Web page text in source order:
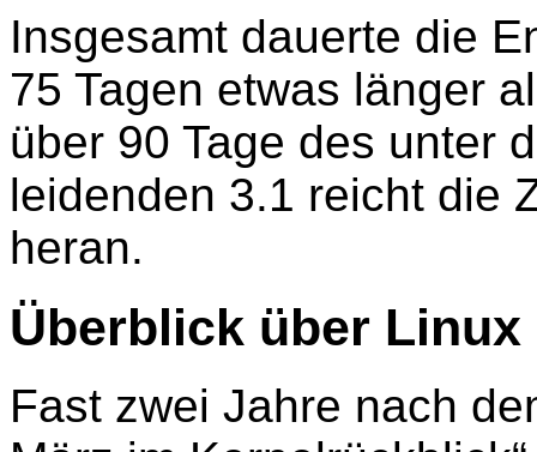
Insgesamt dauerte die
75 Tagen etwas länger
über 90 Tage des unter
leidenden 3.1 reicht die
heran.
Überblick über Linux
Fast zwei Jahre nach